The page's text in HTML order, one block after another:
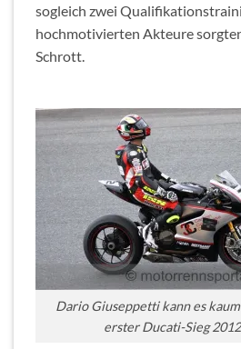
sogleich zwei
hochmotivierten Akteure
Schrott.
Dario Giuseppetti kann es kaum
erster Ducati-Sieg 2012